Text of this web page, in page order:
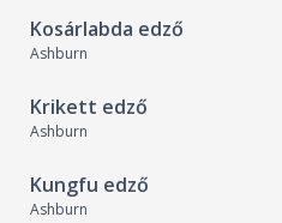
Kosárlabda edző
Ashburn
Krikett edző
Ashburn
Kungfu edző
Ashburn